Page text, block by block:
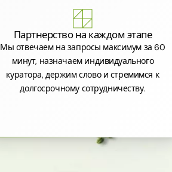
Партнерство на каждом этапе
Мы отвечаем на запросы максимум за 60
минут, назначаем индивидуального
куратора, держим слово и стремимся к
долгосрочному сотрудничеству.